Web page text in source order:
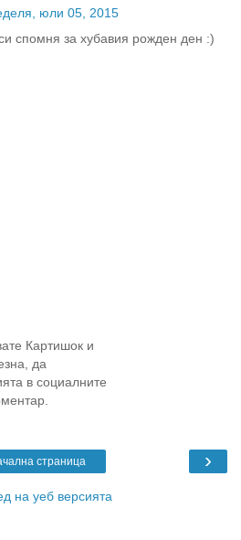
юли 05, 2015
спомня за хубавия рожден ден :)
Картишок и
да
в социалните
›
страница
на уеб версията